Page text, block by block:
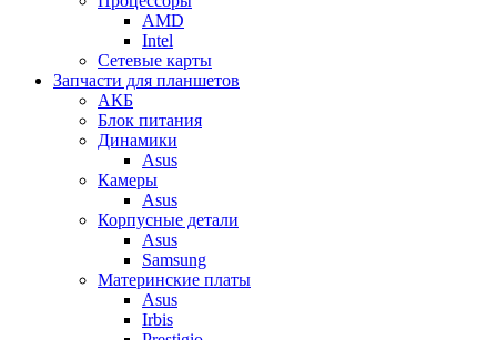
AMD
Intel
Сетевые карты
Запчасти для планшетов
АКБ
Блок питания
Динамики
Asus
Камеры
Asus
Корпусные детали
Asus
Samsung
Материнские платы
Asus
Irbis